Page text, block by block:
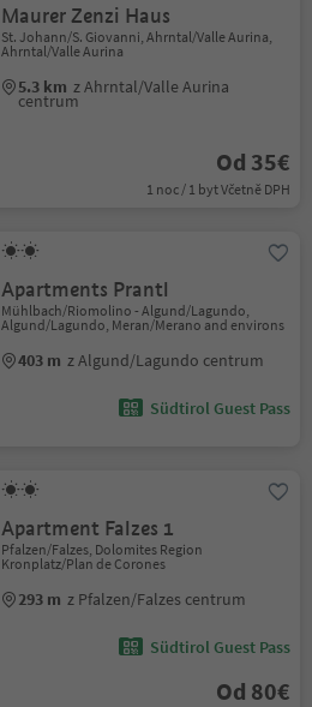
Maurer Zenzi Haus
St. Johann/S. Giovanni, Ahrntal/Valle Aurina,
Ahrntal/Valle Aurina
5.3 km z Ahrntal/Valle Aurina
centrum
Od 35€
1 noc / 1 byt Včetně DPH
Apartments Prantl
Mühlbach/Riomolino - Algund/Lagundo,
Algund/Lagundo, Meran/Merano and environs
403 m z Algund/Lagundo centrum
Südtirol Guest Pass
Apartment Falzes 1
Pfalzen/Falzes, Dolomites Region
Kronplatz/Plan de Corones
293 m z Pfalzen/Falzes centrum
Südtirol Guest Pass
Od 80€